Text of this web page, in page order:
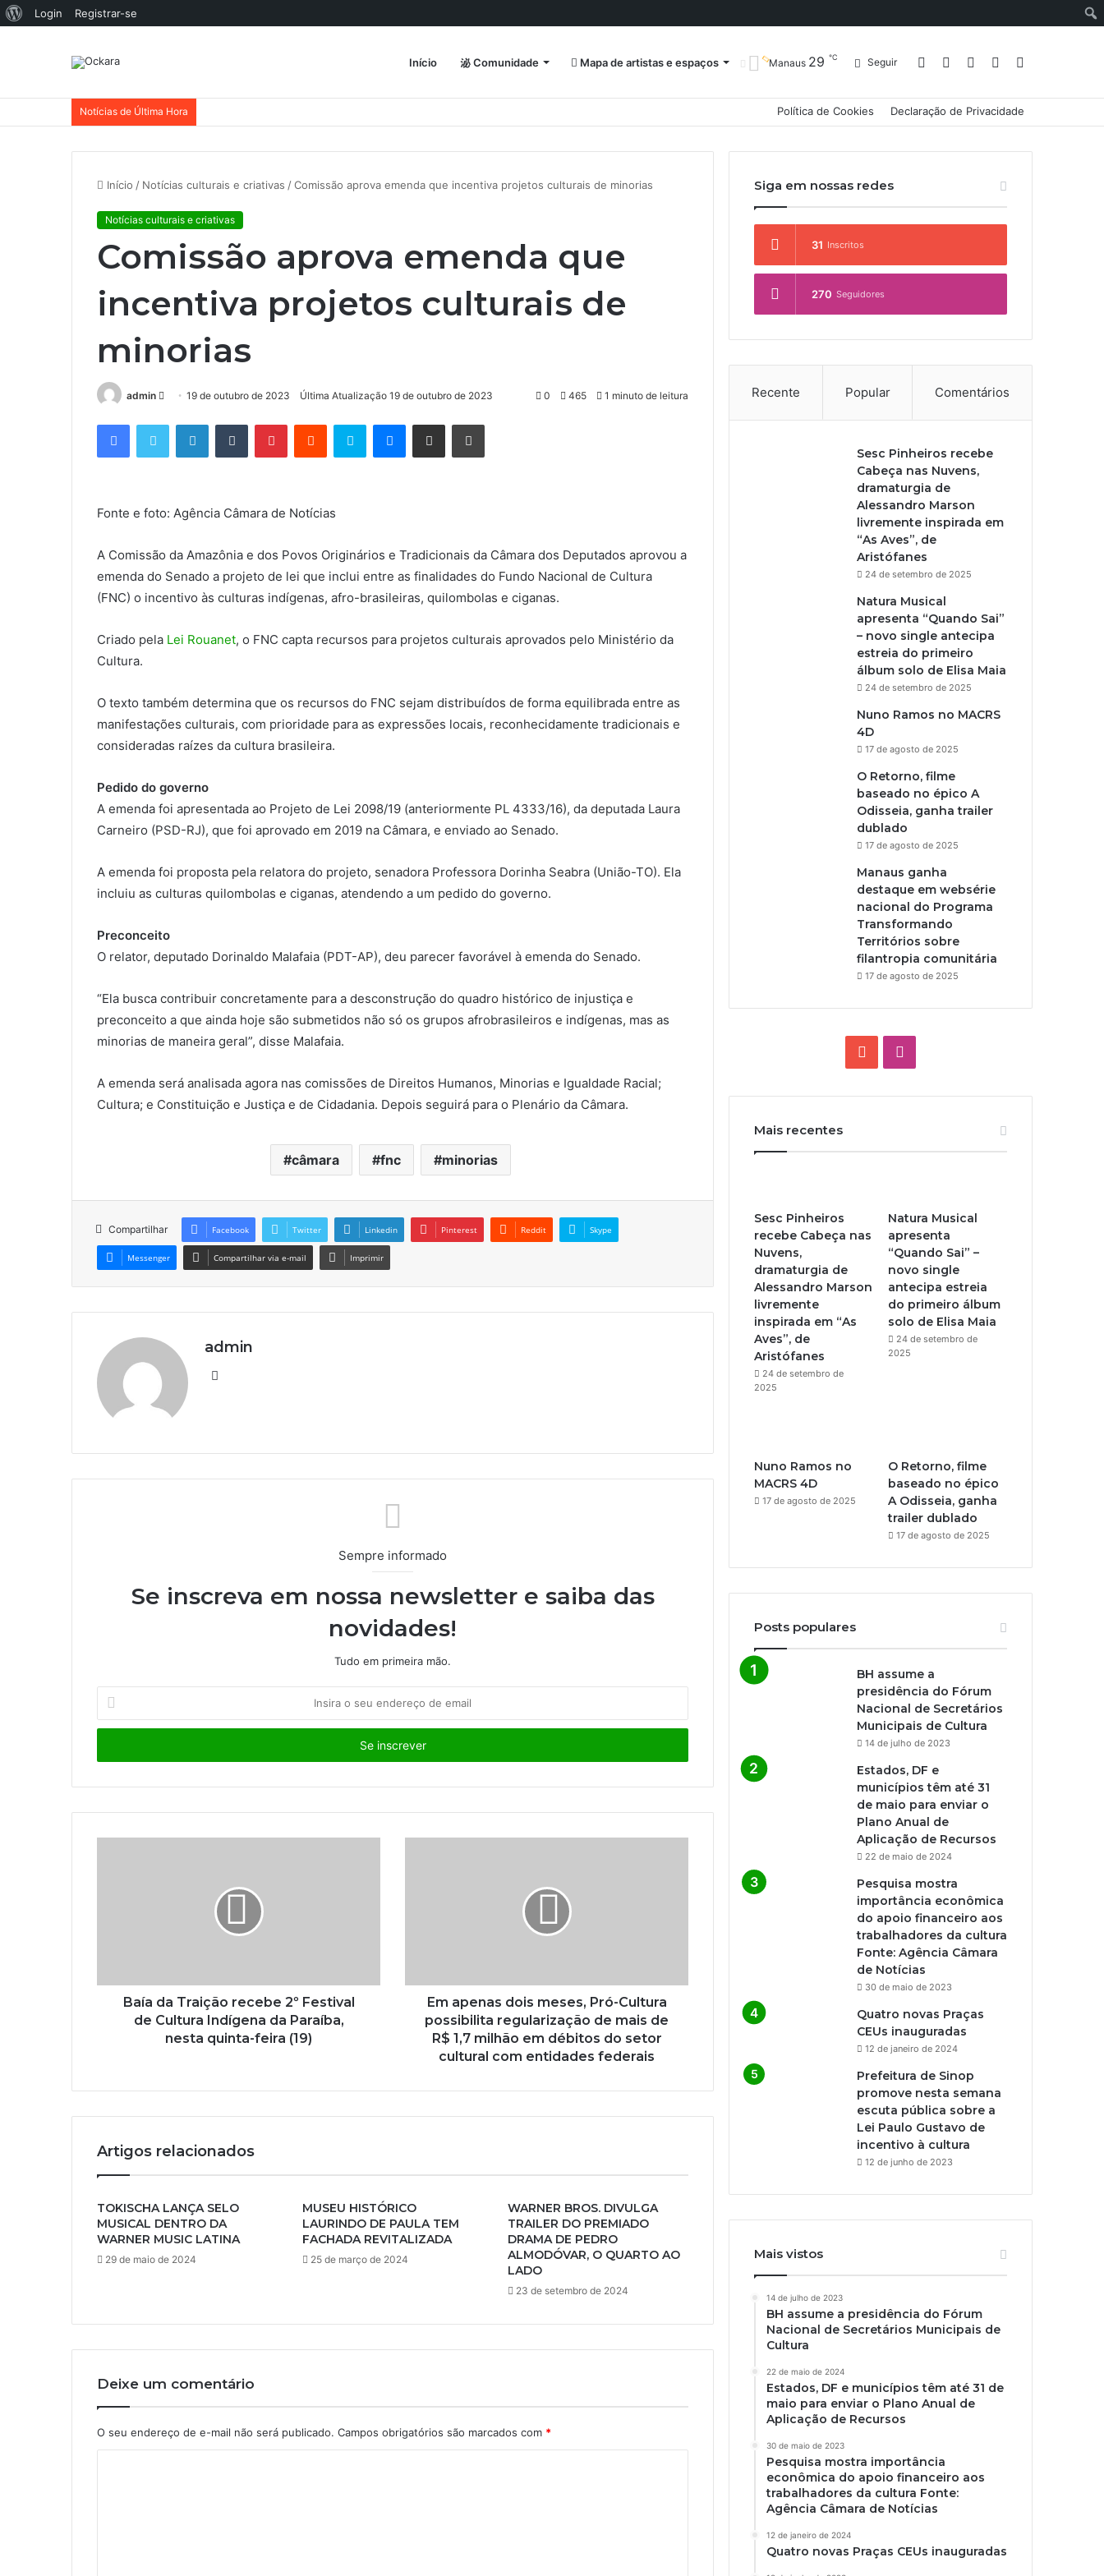
Sobre
WordPress
Login Registrar-se
Início Comunidade Mapa de artistas e espaços Switch
Barra
Artigo
Entrar
Seguir
Manaus 29 ℃
Notícias de Última Hora Política de Cookies Declaração de Privacidade
Início / Notícias culturais e criativas /Comissão aprova emenda que incentiva projetos culturais de minorias
Notícias culturais e criativas
Comissão aprova emenda que
incentiva projetos culturais de
minorias
admin
d
m
-
m
a
19 de outubro de 2023 Última Atualização 19 de outubro de 2023 0 465 1 minuto de leitura
Fonte e foto: Agência Câmara de Notícias
A Comissão da Amazônia e dos Povos Originários e Tradicionais da Câmara dos Deputados aprovou a
emenda do Senado a projeto de lei que inclui entre as finalidades do Fundo Nacional de Cultura
(FNC) o incentivo às culturas indígenas, afro-brasileiras, quilombolas e ciganas.
Criado pela Lei Rouanet, o FNC capta recursos para projetos culturais aprovados pelo Ministério da
Cultura.
O texto também determina que os recursos do FNC sejam distribuídos de forma equilibrada entre as
manifestações culturais, com prioridade para as expressões locais, reconhecidamente tradicionais e
consideradas raízes da cultura brasileira.
Pedido do governo
A emenda foi apresentada ao Projeto de Lei 2098/19 (anteriormente PL 4333/16), da deputada Laura
Carneiro (PSD-RJ), que foi aprovado em 2019 na Câmara, e enviado ao Senado.
A emenda foi proposta pela relatora do projeto, senadora Professora Dorinha Seabra (União-TO). Ela
incluiu as culturas quilombolas e ciganas, atendendo a um pedido do governo.
Preconceito
O relator, deputado Dorinaldo Malafaia (PDT-AP), deu parecer favorável à emenda do Senado.
“Ela busca contribuir concretamente para a desconstrução do quadro histórico de injustiça e
preconceito a que ainda hoje são submetidos não só os grupos afrobrasileiros e indígenas, mas as
minorias de maneira geral”, disse Malafaia.
A emenda será analisada agora nas comissões de Direitos Humanos, Minorias e Igualdade Racial;
Cultura; e Constituição e Justiça e de Cidadania. Depois seguirá para o Plenário da Câmara.
câmara fnc minorias
Compartilhar Facebook Twitter Linkedin Pinterest Reddit Skype
Messenger Compartilhar via e-mail Imprimir
admin
Sempre informado
Se inscreva em nossa newsletter e saiba das
novidades!
Tudo em primeira mão.
s
r
s
o
i
Baía da Traição recebe 2º Festival
de Cultura Indígena da Paraíba,
nesta quinta-feira (19)
Em apenas dois meses, Pró-Cultura
possibilita regularização de mais de
R$ 1,7 milhão em débitos do setor
cultural com entidades federais
Artigos relacionados
TOKISCHA LANÇA SELO
MUSICAL DENTRO DA
WARNER MUSIC LATINA
29 de maio de 2024
MUSEU HISTÓRICO
LAURINDO DE PAULA TEM
FACHADA REVITALIZADA
25 de março de 2024
WARNER BROS. DIVULGA
TRAILER DO PREMIADO
DRAMA DE PEDRO
ALMODÓVAR, O QUARTO AO
LADO
23 de setembro de 2024
Deixe um comentário
O seu endereço de e-mail não será publicado. Campos obrigatórios são marcados com *
Siga em nossas redes
31 Inscritos
270 Seguidores
Recente Popular Comentários
Sesc Pinheiros recebe
Cabeça nas Nuvens,
dramaturgia de
Alessandro Marson
livremente inspirada em
“As Aves”, de
Aristófanes
24 de setembro de 2025
Natura Musical
apresenta “Quando Sai”
– novo single antecipa
estreia do primeiro
álbum solo de Elisa Maia
24 de setembro de 2025
Nuno Ramos no MACRS
4D
17 de agosto de 2025
O Retorno, filme
baseado no épico A
Odisseia, ganha trailer
dublado
17 de agosto de 2025
Manaus ganha
destaque em websérie
nacional do Programa
Transformando
Territórios sobre
filantropia comunitária
17 de agosto de 2025
T
t
g
r
a
m
Mais recentes
Sesc Pinheiros
recebe Cabeça nas
Nuvens,
dramaturgia de
Alessandro Marson
livremente
inspirada em “As
Aves”, de
Aristófanes
24 de setembro de
2025
Natura Musical
apresenta
“Quando Sai” –
novo single
antecipa estreia
do primeiro álbum
solo de Elisa Maia
24 de setembro de
2025
Nuno Ramos no
MACRS 4D
17 de agosto de 2025
O Retorno, filme
baseado no épico
A Odisseia, ganha
trailer dublado
17 de agosto de 2025
Posts populares
BH assume a
presidência do Fórum
Nacional de Secretários
Municipais de Cultura
14 de julho de 2023
Estados, DF e
municípios têm até 31
de maio para enviar o
Plano Anual de
Aplicação de Recursos
22 de maio de 2024
Pesquisa mostra
importância econômica
do apoio financeiro aos
trabalhadores da cultura
Fonte: Agência Câmara
de Notícias
30 de maio de 2023
Quatro novas Praças
CEUs inauguradas
12 de janeiro de 2024
Prefeitura de Sinop
promove nesta semana
escuta pública sobre a
Lei Paulo Gustavo de
incentivo à cultura
12 de junho de 2023
Mais vistos
14 de julho de 2023
BH assume a presidência do Fórum
Nacional de Secretários Municipais de
Cultura
22 de maio de 2024
Estados, DF e municípios têm até 31 de
maio para enviar o Plano Anual de
Aplicação de Recursos
30 de maio de 2023
Pesquisa mostra importância
econômica do apoio financeiro aos
trabalhadores da cultura Fonte:
Agência Câmara de Notícias
12 de janeiro de 2024
Quatro novas Praças CEUs inauguradas